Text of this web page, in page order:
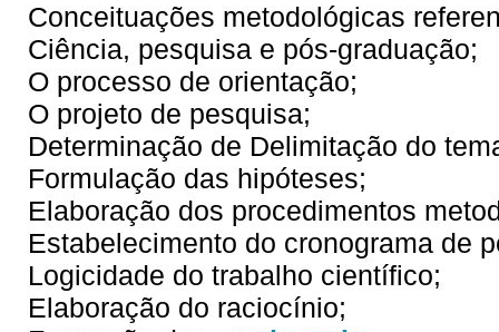
Conceituações metodológicas
Ciência, pesquisa e pós-graduação;
O processo de orientação;
O projeto de pesquisa;
Determinação de Delimitação do
Formulação das hipóteses;
Elaboração dos procedimentos
Estabelecimento do cronograma de
Logicidade do trabalho científico;
Elaboração do raciocínio;